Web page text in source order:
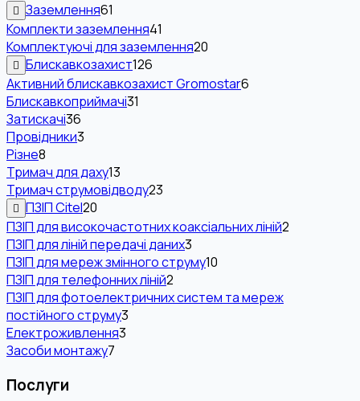
Заземлення61
Комплекти заземлення41
Комплектуючі для заземлення20
Блискавкозахист126
Активний блискавкозахист Gromostar6
Блискавкоприймачі31
Затискачі36
Провідники3
Різне8
Тримач для даху13
Тримач струмовідводу23
ПЗІП Citel20
ПЗІП для високочастотних коаксіальних ліній2
ПЗІП для ліній передачі даних3
ПЗІП для мереж змінного струму10
ПЗІП для телефонних ліній2
ПЗІП для фотоелектричних систем та мереж
постійного струму3
Електроживлення3
Засоби монтажу7
Послуги